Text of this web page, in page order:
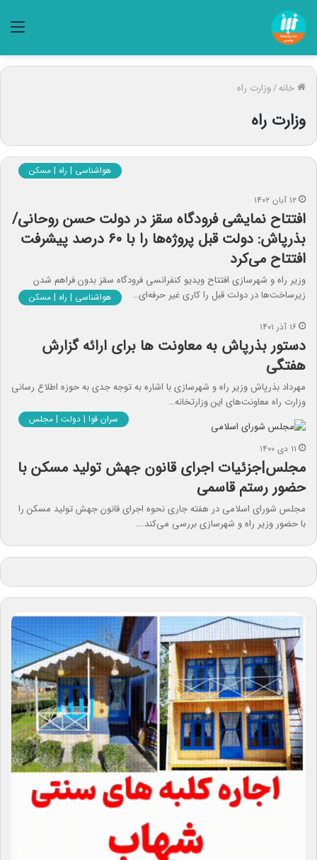
خانه/وزارت راه
وزارت راه
هواشناسی | راه | مسکن
۱۲ آبان ۱۴۰۲
افتتاح نمایشی فرودگاه سقز در دولت حسن روحانی/
بذرپاش: دولت قبل پروژه‌ها را با ۶۰ درصد پیشرفت
افتتاح می‌کرد
وزیر راه و شهرسازی افتتاح ویدیو کنفرانسی فرودگاه سقز بدون فراهم شدن
زیرساخت‌ها در دولت قبل را کاری غیر حرفه‌ای…
هواشناسی | راه | مسکن
۱۶ آذر ۱۴۰۱
دستور بذرپاش به معاونت ها برای ارائه گزارش
هفتگی
مهرداد بذرپاش وزیر راه و شهرسازی با اشاره به توجه جدی به حوزه اطلاع رسانی
وزارت راه معاونت‌های این وزارتخانه…
سران قوا | دولت | مجلس
۱۱ دی ۱۴۰۰
مجلس|جزئیات اجرای قانون جهش تولید مسکن با
حضور رستم قاسمی
مجلس شورای اسلامی در هفته جاری نحوه اجرای قانون جهش تولید مسکن را
با حضور وزیر راه و شهرسازی بررسی می‌کند.…